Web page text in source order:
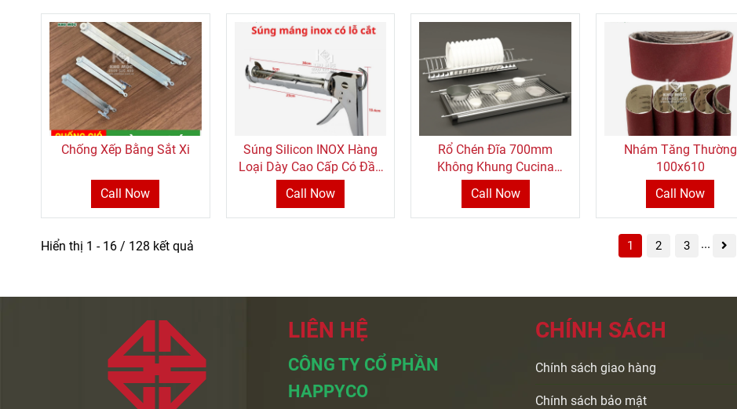
Chống Xếp Bằng Sắt Xi
Call Now
Súng Silicon INOX Hàng
Loại Dày Cao Cấp Có Đầu
Cắt Ống Keo
Call Now
Rổ Chén Đĩa 700mm
Không Khung Cucina
544.40.025 Hiệu Hafele
Call Now
Nhám Tăng Thường
100x610
Call Now
Hiển thị 1 - 16 / 128 kết quả 1 2 3 ...
LIÊN HỆ
CÔNG TY CỔ PHẦN
HAPPYCO
CHÍNH SÁCH
Chính sách giao hàng
Chính sách bảo mật